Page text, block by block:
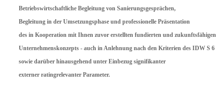
Betriebswirtschaftliche Begleitung von Sanierungsgesprächen,
Begleitung in der Umsetzungsphase und professionelle Präsentation
des in Kooperation mit Ihnen zuvor erstellten fundierten und zukunftsfähigen
Unternehmenskonzepts - auch in Anlehnung nach den Kriterien des IDW S 6
sowie darüber hinausgehend unter Einbezug signifikanter
externer ratingrelevanter Parameter.